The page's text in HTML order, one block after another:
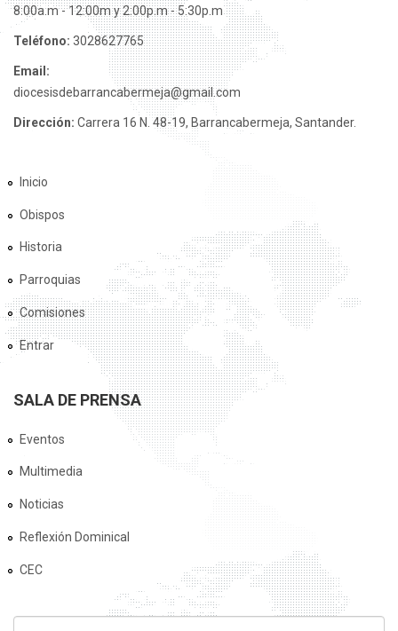
8:00a.m - 12:00m y 2:00p.m - 5:30p.m
Teléfono: 3028627765
Email:
diocesisdebarrancabermeja@gmail.com
Dirección: Carrera 16 N. 48-19, Barrancabermeja, Santander.
Inicio
Obispos
Historia
Parroquias
Comisiones
Entrar
SALA DE PRENSA
Eventos
Multimedia
Noticias
Reflexión Dominical
CEC
FORMULARIO DE BÚSQUEDA